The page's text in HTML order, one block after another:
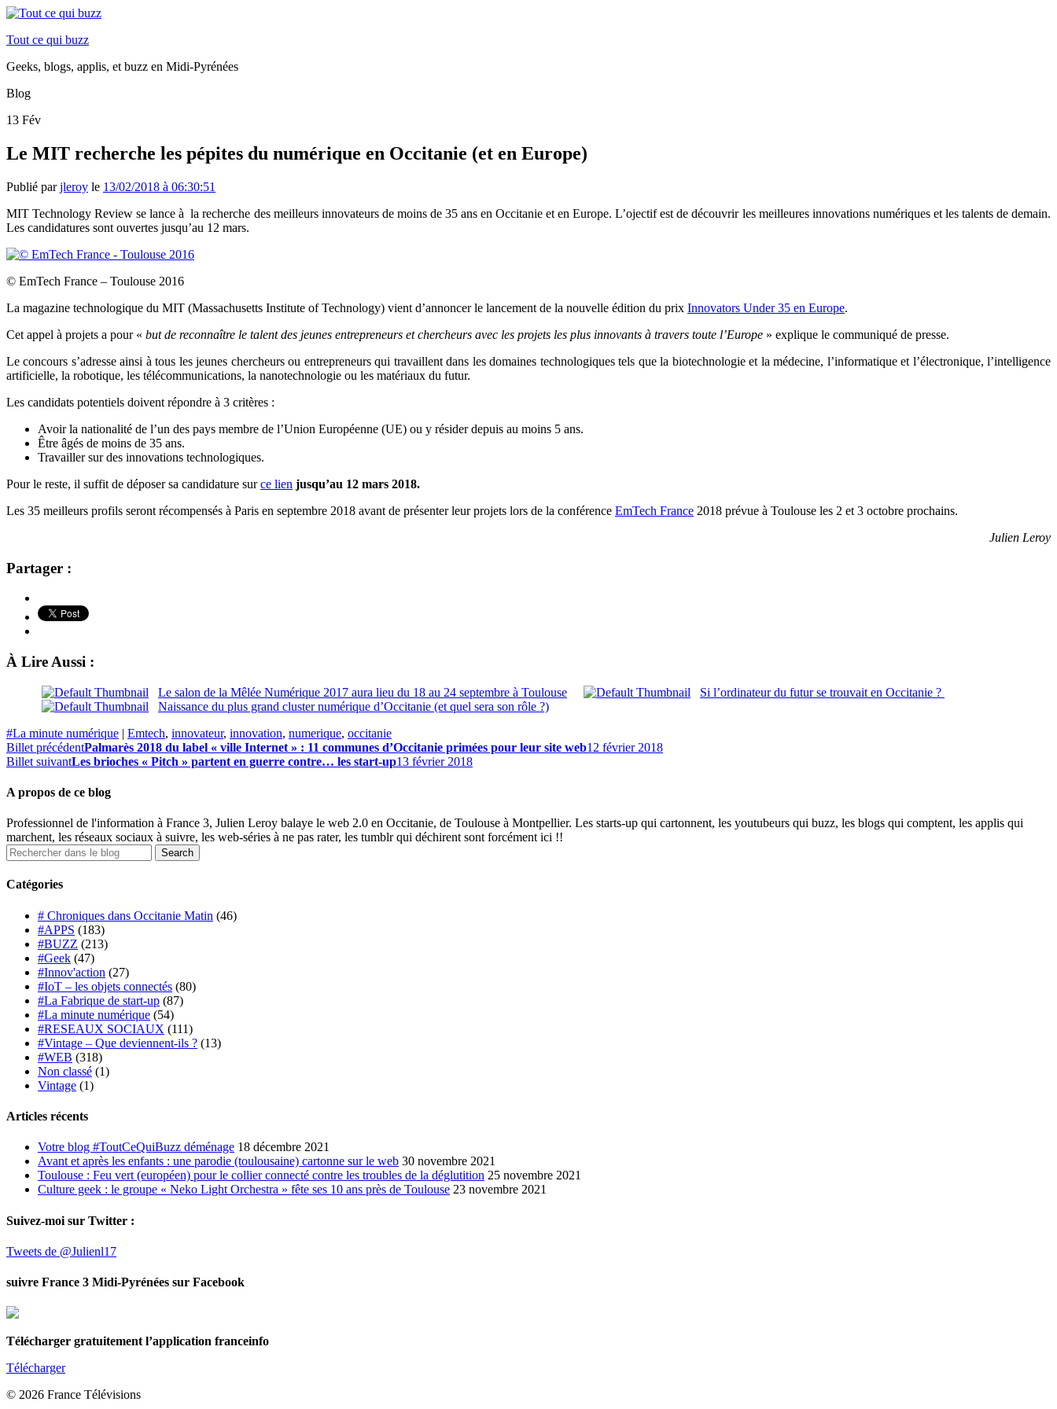
Tout ce qui buzz
Geeks, blogs, applis, et buzz en Midi-Pyrénées
Blog
13 Fév
Le MIT recherche les pépites du numérique en Occitanie (et en Europe)
Publié parjleroy le 13/02/2018 à 06:30:51
MIT Technology Review se lance à la recherche des meilleurs innovateurs de moins de 35 ans en Occitanie et en Europe. L’ojectif est de découvrir les meilleures innovations numériques et les talents de demain.
Les candidatures sont ouvertes jusqu’au 12 mars.
© EmTech France – Toulouse 2016
La magazine technologique du MIT (Massachusetts Institute of Technology) vient d’annoncer le lancement de la nouvelle édition du prix Innovators Under 35 en Europe.
Cet appel à projets a pour « but de reconnaître le talent des jeunes entrepreneurs et chercheurs avec les projets les plus innovants à travers toute l’Europe » explique le communiqué de presse.
Le concours s’adresse ainsi à tous les jeunes chercheurs ou entrepreneurs qui travaillent dans les domaines technologiques tels que la biotechnologie et la médecine, l’informatique et l’électronique, l’intelligence
artificielle, la robotique, les télécommunications, la nanotechnologie ou les matériaux du futur.
Les candidats potentiels doivent répondre à 3 critères :
Avoir la nationalité de l’un des pays membre de l’Union Européenne (UE) ou y résider depuis au moins 5 ans.
Être âgés de moins de 35 ans.
Travailler sur des innovations technologiques.
Pour le reste, il suffit de déposer sa candidature surce lien jusqu’au 12 mars 2018.
Les 35 meilleurs profils seront récompensés à Paris en septembre 2018 avant de présenter leur projets lors de la conférence EmTech France 2018 prévue à Toulouse les 2 et 3 octobre prochains.
Julien Leroy
Partager :
À Lire Aussi :
Le salon de la Mêlée Numérique 2017 aura lieu du 18 au 24 septembre à Toulouse
Si l’ordinateur du futur se trouvait en Occitanie ?
Naissance du plus grand cluster numérique d’Occitanie (et quel sera son rôle ?)
#La minute numérique | Emtech, innovateur, innovation, numerique, occitanie
Billet précédentPalmarès 2018 du label « ville Internet » : 11 communes d’Occitanie primées pour leur site web12 février 2018
Billet suivantLes brioches « Pitch » partent en guerre contre… les start-up13 février 2018
A propos de ce blog
Professionnel de l'information à France 3, Julien Leroy balaye le web 2.0 en Occitanie, de Toulouse à Montpellier. Les starts-up qui cartonnent, les youtubeurs qui buzz, les blogs qui comptent, les applis qui
marchent, les réseaux sociaux à suivre, les web-séries à ne pas rater, les tumblr qui déchirent sont forcément ici !!
Catégories
# Chroniques dans Occitanie Matin (46)
#APPS (183)
#BUZZ (213)
#Geek (47)
#Innov'action (27)
#IoT – les objets connectés (80)
#La Fabrique de start-up (87)
#La minute numérique (54)
#RESEAUX SOCIAUX (111)
#Vintage – Que deviennent-ils ? (13)
#WEB (318)
Non classé (1)
Vintage (1)
Articles récents
Votre blog #ToutCeQuiBuzz déménage 18 décembre 2021
Avant et après les enfants : une parodie (toulousaine) cartonne sur le web 30 novembre 2021
Toulouse : Feu vert (européen) pour le collier connecté contre les troubles de la déglutition 25 novembre 2021
Culture geek : le groupe « Neko Light Orchestra » fête ses 10 ans près de Toulouse 23 novembre 2021
Suivez-moi sur Twitter :
Tweets de @Julienl17
suivre France 3 Midi-Pyrénées sur Facebook
Télécharger gratuitement l’application franceinfo
Télécharger
© 2026 France Télévisions